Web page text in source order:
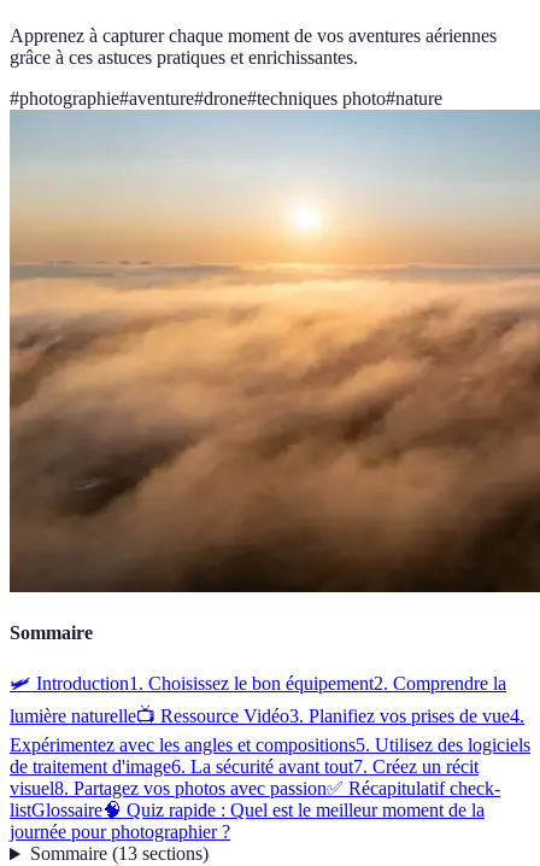
Apprenez à capturer chaque moment de vos aventures aériennes
grâce à ces astuces pratiques et enrichissantes.
#photographie#aventure#drone#techniques photo#nature
Sommaire
🛩️ Introduction1. Choisissez le bon équipement2. Comprendre la
lumière naturelle📺 Ressource Vidéo3. Planifiez vos prises de vue4.
Expérimentez avec les angles et compositions5. Utilisez des logiciels
de traitement d'image6. La sécurité avant tout7. Créez un récit
visuel8. Partagez vos photos avec passion✅ Récapitulatif check-
listGlossaire🧠 Quiz rapide : Quel est le meilleur moment de la
journée pour photographier ?
Sommaire(13 sections)